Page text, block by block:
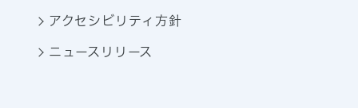
アクセシビリティ方針
ニュースリリース